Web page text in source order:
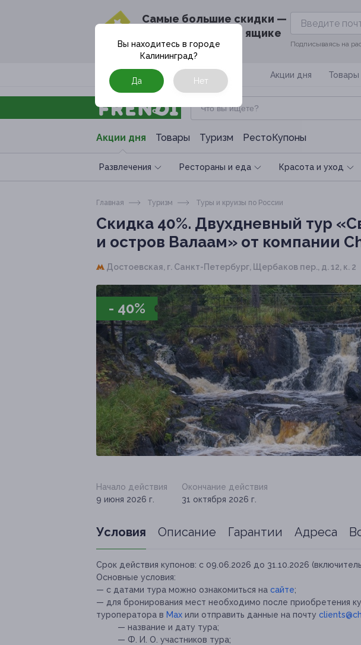
Cамые большие скидки —
в твоём почтовом ящике
Подписываясь на
Москва Акции дня Товары
Акции дня Товары Туризм РестоКупоны
Развлечения Рестораны и еда Красота и уход
Вы находитесь в городе
Калининград?
Да Нет
Главная Туризм Туры и круизы по России
Скидка 40%. Двухдневный тур
и остров Валаам» от компании
Достоевская, г. Санкт-Петербург, Щербаков пер., д. 12, к. 2
- 40%
Начало действия
9 июня 2026 г.
Окончание действия
31 октября 2026 г.
Условия Описание Гарантии Адреса
Срок действия купонов: с 09.06.2026 до 31.10.2026
Основные условия:
— с датами тура можно ознакомиться на сайте;
— для бронирования мест необходимо после приобретения
туроператора в Мax или отправить данные на почту
— название и дату тура;
— Ф. И. О. участников тура;